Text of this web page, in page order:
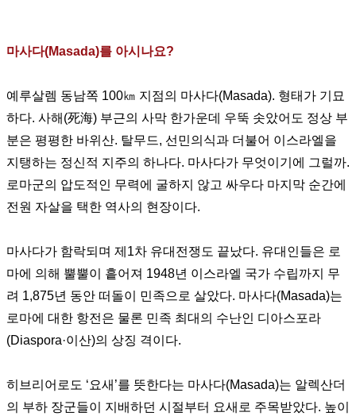
마사다(Masada)를 아시나요?
예루살렘 동남쪽 100㎞ 지점의 마사다(Masada). 형태가 기묘
하다. 사해 (死海) 부근의 사막 한가운데 우뚝 솟았어도 정상 부
분은 평평한 바위산. 탈무드, 선민의식과 더불어 이스라엘을
지탱하는 정신적 지주의 하나다. 마사다가 무엇이기에 그럴까.
로마군의 압도적인 무력에 굴하지 않고 싸우다 마지막 순간에
전원 자살을 택한 역사의 현장이다.
마사다가 함락되며 제 1차 유대전쟁도 끝났다. 유대인들은 로
마에 의해 뿔뿔이 흩어져 1948년 이스라엘 국가 수립까지 무
려 1,875년 동안 떠돌이 민족으로 살았다. 마사다(Masada)는
로마에 대한 항전은 물론 민족 최대의 수난인 디아스포라
(Diaspora·이산)의 상징 격이다.
히브리어로도 ‘요새 ’를 뜻한다는 마사다(Masada)는 알렉산더
의 부하 장군들이 지배하던 시절부터 요새로 주목받았다. 높이